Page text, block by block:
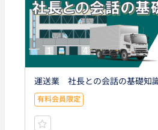
運送業 社長との会話の基礎知
有料会員限定